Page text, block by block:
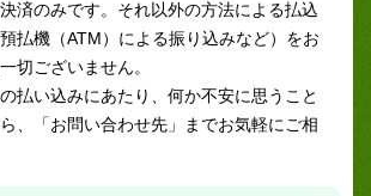
済のみです。それ以外の方法による払込
預払機（ATM）による振り込みなど）をお
切ございません。
払い込みにあたり、何か不安に思うこと
、「お問い合わせ先」までお気軽にご相